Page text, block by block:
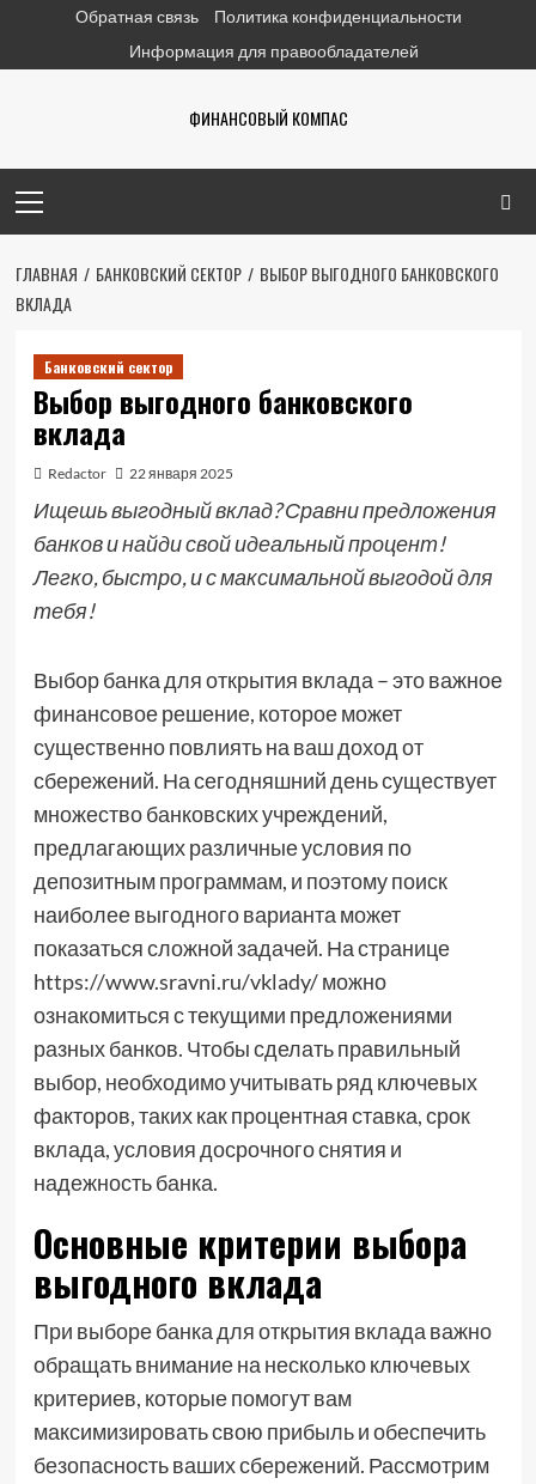
содержимому
Обратная связь
Политика конфиденциальности
Информация для правообладателей
ФИНАНСОВЫЙ КОМПАС
меню
ГЛАВНАЯ БАНКОВСКИЙ СЕКТОР
ВЫБОР ВЫГОДНОГО БАНКОВСКОГО
ВКЛАДА
Банковский сектор
Выбор выгодного банковского
вклада
Redactor 22 января 2025
Ищешь выгодный вклад? Сравни предложения
банков и найди свой идеальный процент!
Легко, быстро, и с максимальной выгодой для
тебя!
Выбор банка для открытия вклада – это важное
финансовое решение, которое может
существенно повлиять на ваш доход от
сбережений. На сегодняшний день существует
множество банковских учреждений,
предлагающих различные условия по
депозитным программам, и поэтому поиск
наиболее выгодного варианта может
показаться сложной задачей. На странице
https://www.sravni.ru/vklady/ можно
ознакомиться с текущими предложениями
разных банков. Чтобы сделать правильный
выбор, необходимо учитывать ряд ключевых
факторов, таких как процентная ставка, срок
вклада, условия досрочного снятия и
надежность банка.
Основные критерии выбора
выгодного вклада
При выборе банка для открытия вклада важно
обращать внимание на несколько ключевых
критериев, которые помогут вам
максимизировать свою прибыль и обеспечить
безопасность ваших сбережений. Рассмотрим